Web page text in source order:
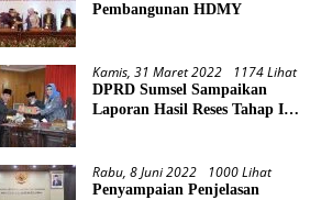
Pembangunan HDMY
Kamis, 31 Maret 2022 1174 Lihat
DPRD Sumsel Sampaikan
Laporan Hasil Reses Tahap I
Rabu, 8 Juni 2022 1000 Lihat
Penyampaian Penjelasan